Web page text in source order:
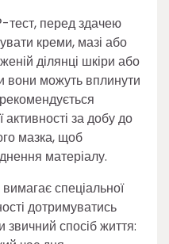
перед здачею
креми, мазі або
ділянці шкіри або
вони можуть вплинути
активності за добу до
мазка, щоб
матеріалу.
спеціальної
дотримуватись
спосіб життя: